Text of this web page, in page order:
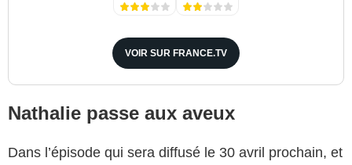
VOIR SUR FRANCE.TV
Nathalie passe aux aveux
Dans l’épisode qui sera diffusé le 30 avril prochain, et